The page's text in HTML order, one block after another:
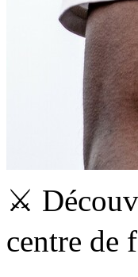
⚔️
centre de